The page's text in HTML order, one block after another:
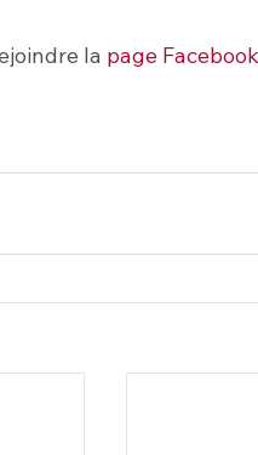
la page